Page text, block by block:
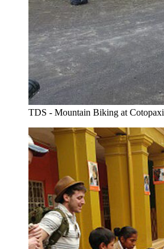
TDS - Mountain Biking at Cotopaxi